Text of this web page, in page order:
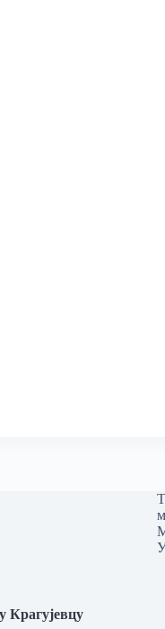
Крагујевцу